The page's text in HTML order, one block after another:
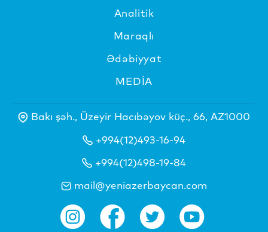
Analitik
Maraqlı
Ədəbiyyat
MEDİA
Bakı şəh., Üzeyir Hacıbəyov küç., 66, AZ1000
+994(12)493-16-94
+994(12)498-19-84
mail@yeniazerbaycan.com